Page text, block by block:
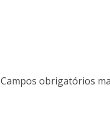
Campos obrigatórios